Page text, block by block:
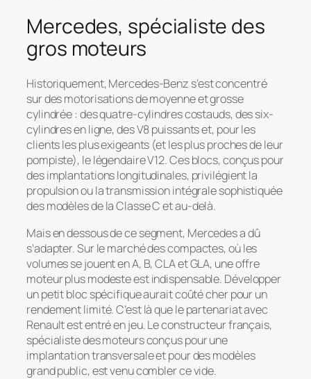
Mercedes, spécialiste des
gros moteurs
Historiquement, Mercedes-Benz s’est concentré
sur des motorisations de moyenne et grosse
cylindrée : des quatre-cylindres costauds, des six-
cylindres en ligne, des V8 puissants et, pour les
clients les plus exigeants (et les plus proches de leur
pompiste), le légendaire V12. Ces blocs, conçus pour
des implantations longitudinales, privilégient la
propulsion ou la transmission intégrale sophistiquée
des modèles de la Classe C et au-delà.
Mais en dessous de ce segment, Mercedes a dû
s’adapter. Sur le marché des compactes, où les
volumes se jouent en A, B, CLA et GLA, une offre
moteur plus modeste est indispensable. Développer
un petit bloc spécifique aurait coûté cher pour un
rendement limité. C’est là que le partenariat avec
Renault est entré en jeu. Le constructeur français,
spécialiste des moteurs conçus pour une
implantation transversale et pour des modèles
grand public, est venu combler ce vide.